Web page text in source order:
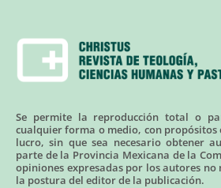
Se permite la reproducción total o
cualquier forma o medio, con propósitos
lucro, sin que sea necesario obtener
parte de la Provincia Mexicana de la
opiniones expresadas por los autores
la postura del editor de la publicación.